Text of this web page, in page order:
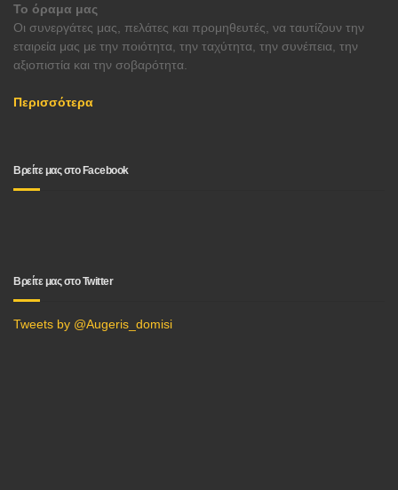
Το όραμα μας
Οι συνεργάτες μας, πελάτες και προμηθευτές, να ταυτίζουν την
εταιρεία μας με την ποιότητα, την ταχύτητα, την συνέπεια, την
αξιοπιστία και την σοβαρότητα.
Περισσότερα
Βρείτε μας στο Facebook
Βρείτε μας στο Twitter
Tweets by @Augeris_domisi